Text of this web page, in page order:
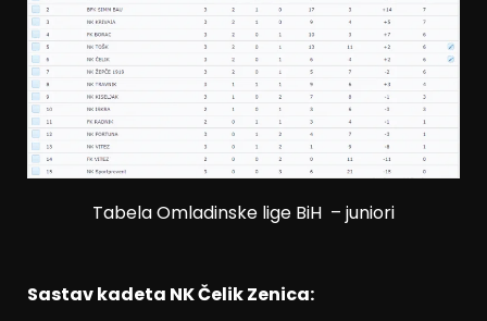
Tabela Omladinske lige BiH – juniori
Sastav kadeta NK Čelik Zenica: